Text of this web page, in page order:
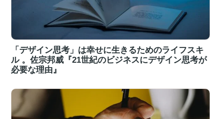
「デザイン思考」は幸せに生きるためのライフスキ
ル 。佐宗邦威『21世紀のビジネスにデザイン思考が
必要な理由』